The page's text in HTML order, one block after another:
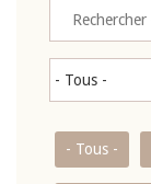
- Tous -